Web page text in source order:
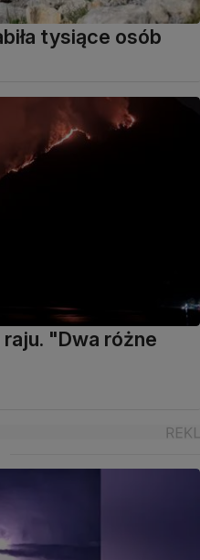
tysiące osób
"Dwa różne